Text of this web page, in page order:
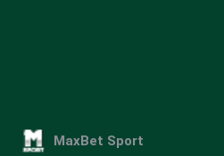
MaxBet Sport